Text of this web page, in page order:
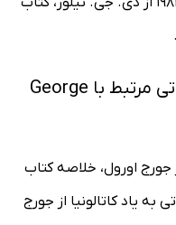
خرید و شنیدن کتاب‌های صوتی مرتبط با George
جورج اورول، خلاصه کتاب
صوتی به یاد کاتالونیا از جورج